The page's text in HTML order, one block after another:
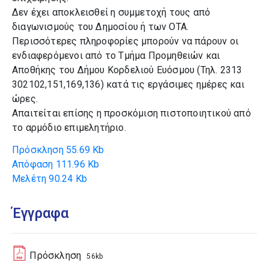
Δεν έχει αποκλεισθεί η συμμετοχή τους από
διαγωνισμούς του Δημοσίου ή των ΟΤΑ.
Περισσότερες πληροφορίες μπορούν να πάρουν οι
ενδιαφερόμενοι από το Τμήμα Προμηθειών και
Αποθήκης του Δήμου Κορδελιού Ευόσμου (Τηλ. 2313
302102,151,169,136) κατά τις εργάσιμες ημέρες και
ώρες.
Απαιτείται επίσης η προσκόμιση πιστοποιητικού από
το αρμόδιο επιμελητήριο.
Πρόσκληση55.69 Kb
Απόφαση 111.96 Kb
Μελέτη90.24 Kb
Έγγραφα
Πρόσκληση 56kb